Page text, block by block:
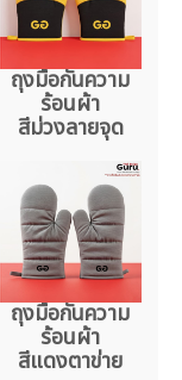
ถุงมือกันความ
ร้อนผ้า
สีม่วงลายจุด
ถุงมือกันความ
ร้อนผ้า
สีแดงตาข่าย